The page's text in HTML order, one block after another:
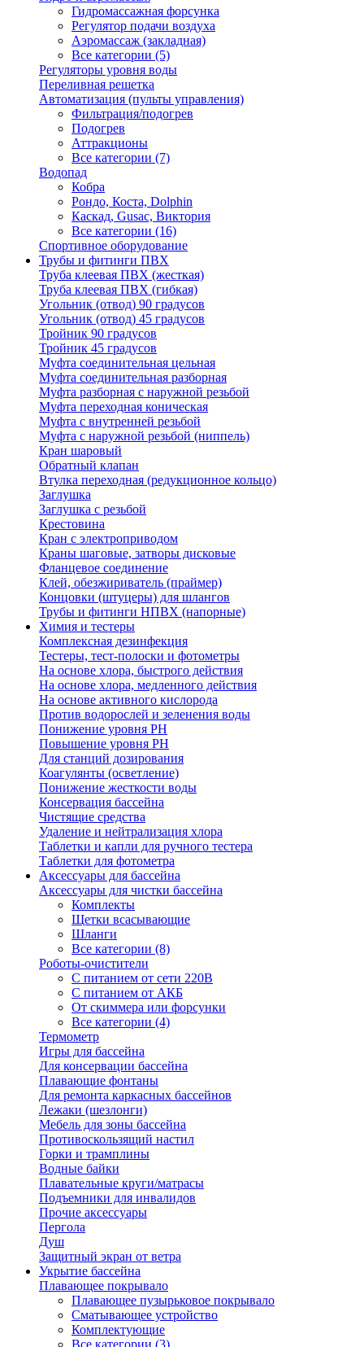
Гидромассажная форсунка
Регулятор подачи воздуха
Аэромассаж (закладная)
Все категории (5)
Регуляторы уровня воды
Переливная решетка
Автоматизация (пульты управления)
Фильтрация/подогрев
Подогрев
Аттракционы
Все категории (7)
Водопад
Кобра
Рондо, Коста, Dolphin
Каскад, Gusac, Виктория
Все категории (16)
Спортивное оборудование
Трубы и фитинги ПВХ
Труба клеевая ПВХ (жесткая)
Труба клеевая ПВХ (гибкая)
Угольник (отвод) 90 градусов
Угольник (отвод) 45 градусов
Тройник 90 градусов
Тройник 45 градусов
Муфта соединительная цельная
Муфта соединительная разборная
Муфта разборная с наружной резьбой
Муфта переходная коническая
Муфта с внутренней резьбой
Муфта с наружной резьбой (ниппель)
Кран шаровый
Обратный клапан
Втулка переходная (редукционное кольцо)
Заглушка
Заглушка с резьбой
Крестовина
Кран с электроприводом
Краны шаговые, затворы дисковые
Фланцевое соединение
Клей, обезжириватель (праймер)
Концовки (штуцеры) для шлангов
Трубы и фитинги НПВХ (напорные)
Химия и тестеры
Комплексная дезинфекция
Тестеры, тест-полоски и фотометры
На основе хлора, быстрого действия
На основе хлора, медленного действия
На основе активного кислорода
Против водорослей и зеленения воды
Понижение уровня РН
Повышение уровня РН
Для станций дозирования
Коагулянты (осветление)
Понижение жесткости воды
Консервация бассейна
Чистящие средства
Удаление и нейтрализация хлора
Таблетки и капли для ручного тестера
Таблетки для фотометра
Аксессуары для бассейна
Аксессуары для чистки бассейна
Комплекты
Щетки всасывающие
Шланги
Все категории (8)
Роботы-очистители
С питанием от сети 220В
С питанием от АКБ
От скиммера или форсунки
Все категории (4)
Термометр
Игры для бассейна
Для консервации бассейна
Плавающие фонтаны
Для ремонта каркасных бассейнов
Лежаки (шезлонги)
Мебель для зоны бассейна
Противоскользящий настил
Горки и трамплины
Водные байки
Плавательные круги/матрасы
Подъемники для инвалидов
Прочие аксессуары
Пергола
Душ
Защитный экран от ветра
Укрытие бассейна
Плавающее покрывало
Плавающее пузырьковое покрывало
Сматывающее устройство
Комплектующие
Все категории (3)